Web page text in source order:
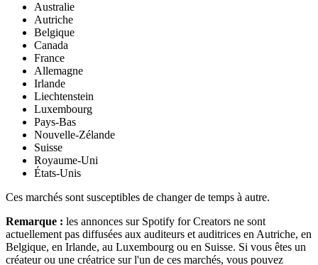
Australie
Autriche
Belgique
Canada
France
Allemagne
Irlande
Liechtenstein
Luxembourg
Pays-Bas
Nouvelle-Zélande
Suisse
Royaume-Uni
États-Unis
Ces marchés sont susceptibles de changer de temps à autre.
Remarque : les annonces sur Spotify for Creators ne sont
actuellement pas diffusées aux auditeurs et auditrices en Autriche, en
Belgique, en Irlande, au Luxembourg ou en Suisse. Si vous êtes un
créateur ou une créatrice sur l'un de ces marchés, vous pouvez